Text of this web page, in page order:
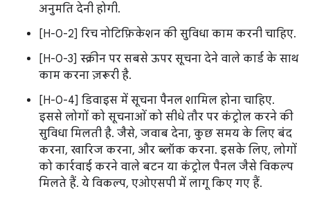
अनुमति देनी होगी.
[H-0-2] रिच नोटिफ़िकेशन की सुविधा काम करनी चाहिए.
[H-0-3] स्क्रीन पर सबसे ऊपर सूचना देने वाले कार्ड के साथ
काम करना ज़रूरी है.
[H-0-4] डिवाइस में सूचना पैनल शामिल होना चाहिए.
इससे लोगों को सूचनाओं को सीधे तौर पर कंट्रोल करने की
सुविधा मिलती है. जैसे, जवाब देना, कुछ समय के लिए बंद
करना, खारिज करना, और ब्लॉक करना. इसके लिए, लोगों
को कार्रवाई करने वाले बटन या कंट्रोल पैनल जैसे विकल्प
मिलते हैं. ये विकल्प, एओएसपी में लागू किए गए हैं.